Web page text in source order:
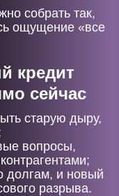
собрать так,
ощущение «все
кредит
сейчас
старую дыру,
вопросы,
долгам, и новый
разрыва.